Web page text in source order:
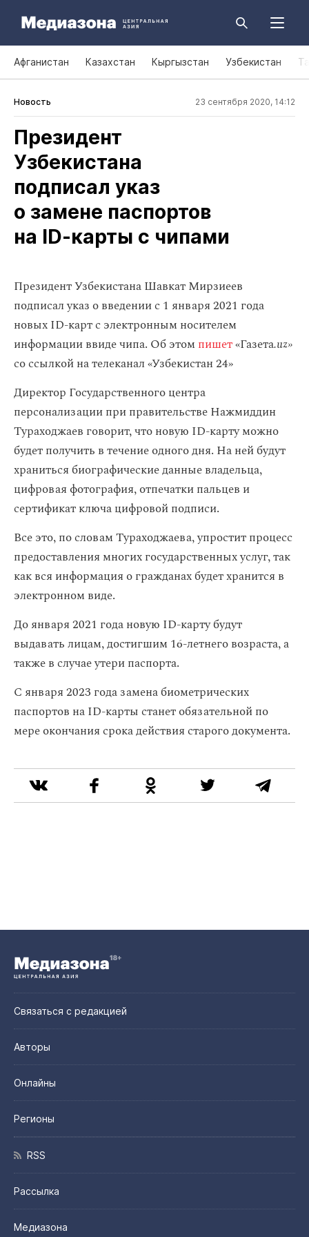
Афганистан Казахстан Кыргызстан Узбекистан
Новость 23 сентября 2020, 14:12
Президент
Узбекистана
подписал указ
о замене паспортов
на ID‑карты с чипами
Президент Узбекистана Шавкат Мирзиеев
подписал указ о введении с 1 января 2021 года
новых ID-карт с электронным носителем
информации ввиде чипа. Об этом пишет«Газета.uz»
со ссылкой на телеканал «Узбекистан 24»
Директор Государственного центра
персонализации при правительстве Нажмиддин
Тураходжаев говорит, что новую ID-карту можно
будет получить в течение одного дня. На ней будут
храниться биографические данные владельца,
цифровая фотография, отпечатки пальцев и
сертификат ключа цифровой подписи.
Все это, по словам Тураходжаева, упростит процесс
предоставления многих государственных услуг, так
как вся информация о гражданах будет хранится в
электронном виде.
До января 2021 года новую ID-карту будут
выдавать лицам, достигшим 16-летнего возраста, а
также в случае утери паспорта.
С января 2023 года замена биометрических
паспортов на ID-карты станет обязательной по
мере окончания срока действия старого документа.
Связаться с редакцией
Авторы
Онлайны
Регионы
RSS
Рассылка
Медиазона